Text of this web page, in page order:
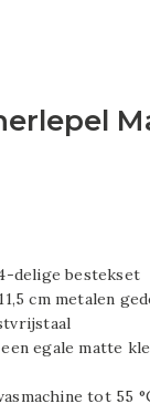
delige bestekset
cm metalen
egale matte
tot 55